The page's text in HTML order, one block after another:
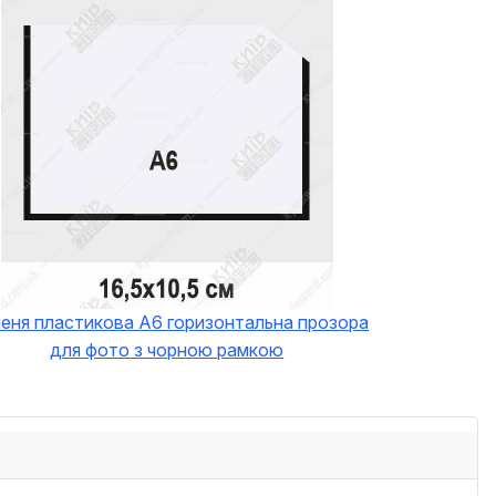
пластикова А6 горизонтальна прозора
для фото з чорною рамкою